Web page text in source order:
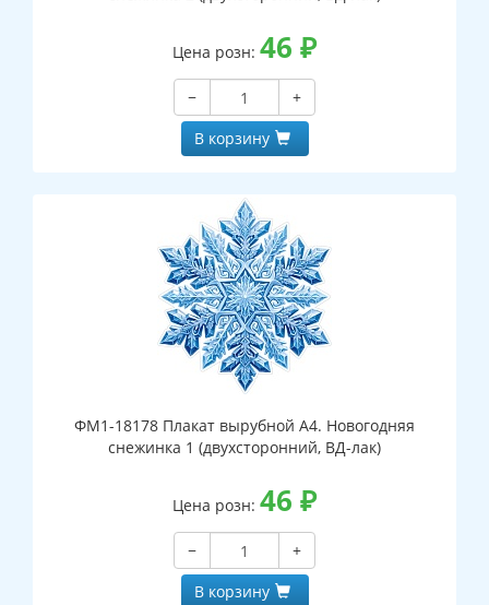
Цена розн: 46 ₽
−
+
В корзину
ФМ1-18178 Плакат вырубной А4. Новогодняя
снежинка 1 (двухсторонний, ВД-лак)
Цена розн: 46 ₽
−
+
В корзину